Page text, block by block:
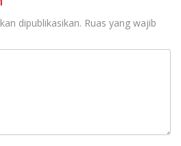
dipublikasikan. Ruas yang wajib